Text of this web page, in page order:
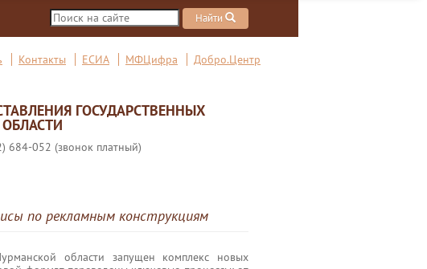
Найти
Контакты ЕСИА МФЦифра Добро.Центр
ГОСУДАРСТВЕННЫХ
684-052 (звонок платный)
по рекламным конструкциям
области запущен комплекс новых